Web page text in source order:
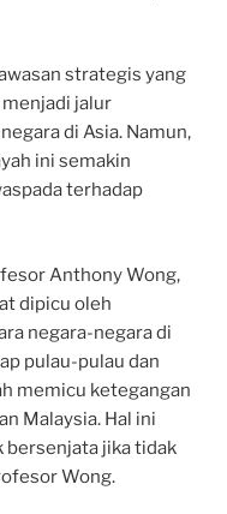
strategis yang
menjadi jalur
di Asia. Namun,
ini semakin
terhadap
Anthony Wong,
dipicu oleh
negara-negara di
pulau-pulau dan
memicu ketegangan
Malaysia. Hal ini
jika tidak
Wong.